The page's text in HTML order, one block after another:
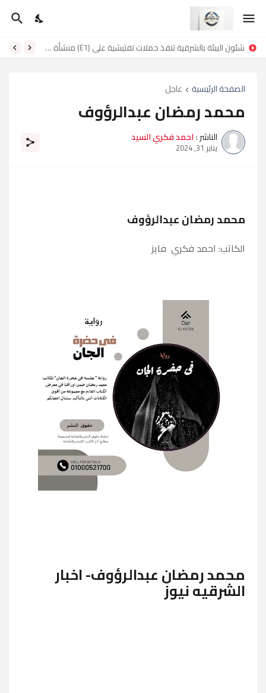
شئون البيئة بالشرقية تنفذ حملات تفتيشية على (٤٦) منشأة غذائية وصناعية وتحرير (٦٣) محضرًا
الصفحة الرئيسية عاجل
محمد رمضان عبدالرؤوف
الناشر :احمد فكري السيد
يناير 31, 2024
محمد رمضان عبدالرؤوف
الكاتب: احمد فكري فايز
محمد رمضان عبدالرؤوف- اخبار
الشرقيه نيوز